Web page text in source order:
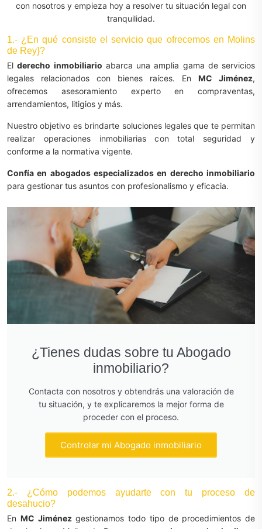
con nosotros y empieza hoy a resolver tu situación legal con
tranquilidad.
1.- ¿En qué consiste el servicio que ofrecemos en Molins
de Rey}?
Elderecho inmobiliario abarca una amplia gama de servicios
legales relacionados con bienes raíces. En MC Jiménez,
ofrecemos asesoramiento experto en compraventas,
arrendamientos, litigios y más.
Nuestro objetivo es brindarte soluciones legales que te permitan
realizar operaciones inmobiliarias con total seguridad y
conforme a la normativa vigente.
Confía en abogados especializados en derecho inmobiliario
para gestionar tus asuntos con profesionalismo y eficacia.
¿Tienes dudas sobre tu Abogado
inmobiliario?
Contacta con nosotros y obtendrás una valoración de
tu situación, y te explicaremos la mejor forma de
proceder con el proceso.
Controlar mi Abogado inmobiliario
2.- ¿Cómo podemos ayudarte con tu proceso de
desahucio?
En MC Jiménezgestionamos todo tipo de procedimientos de